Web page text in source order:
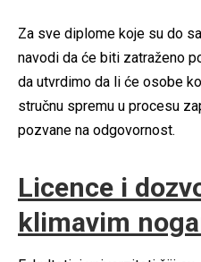
Za sve diplome koje su do
navodi da će biti zatraženo
da utvrdimo da li će osobe
stručnu spremu u procesu
pozvane na odgovornost.
Licence i
klimavim